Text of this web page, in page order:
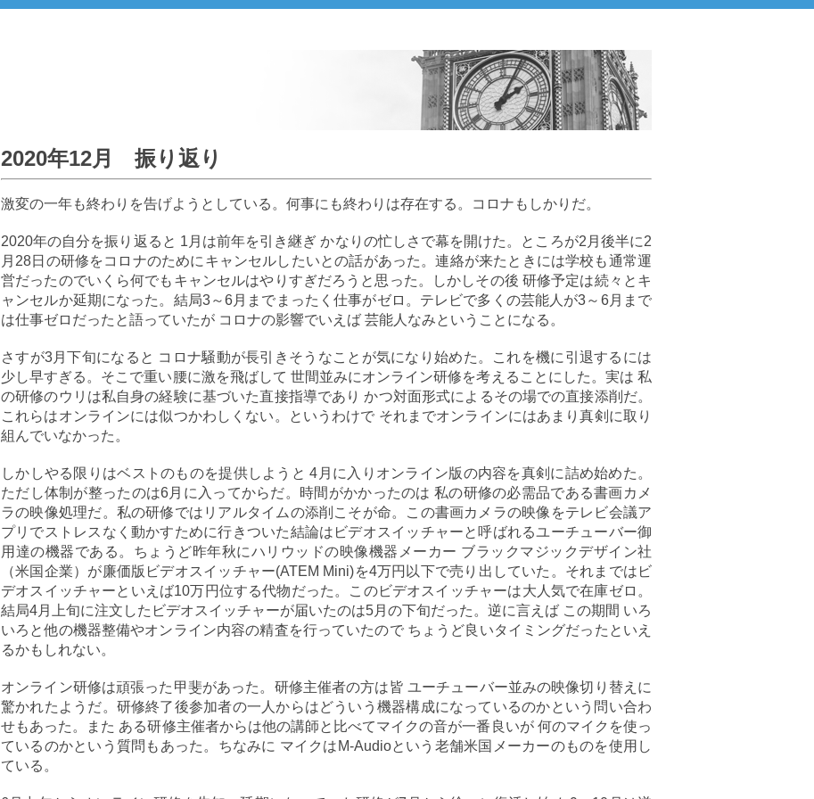
2020年12月 振り返り
激変の一年も終わりを告げようとしている。何事にも終わりは存在する。コロナもしかりだ。
2020年の自分を振り返ると 1月は前年を引き継ぎ かなりの忙しさで幕を開けた。ところが2月後半に2
月28日の研修をコロナのためにキャンセルしたいとの話があった。連絡が来たときには学校も通常運
営だったのでいくら何でもキャンセルはやりすぎだろうと思った。しかしその後 研修予定は続々とキ
ャンセルか延期になった。結局3～6月までまったく仕事がゼロ。テレビで多くの芸能人が3～6月まで
は仕事ゼロだったと語っていたが コロナの影響でいえば 芸能人なみということになる。
さすが3月下旬になると コロナ騒動が長引きそうなことが気になり始めた。これを機に引退するには
少し早すぎる。そこで重い腰に激を飛ばして 世間並みにオンライン研修を考えることにした。実は 私
の研修のウリは私自身の経験に基づいた直接指導であり かつ対面形式によるその場での直接添削だ。
これらはオンラインには似つかわしくない。というわけで それまでオンラインにはあまり真剣に取り
組んでいなかった。
しかしやる限りはベストのものを提供しようと 4月に入りオンライン版の内容を真剣に詰め始めた。
ただし体制が整ったのは6月に入ってからだ。時間がかかったのは 私の研修の必需品である書画カメ
ラの映像処理だ。私の研修ではリアルタイムの添削こそが命。この書画カメラの映像をテレビ会議ア
プリでストレスなく動かすために行きついた結論はビデオスイッチャーと呼ばれるユーチューバー御
用達の機器である。ちょうど昨年秋にハリウッドの映像機器メーカー ブラックマジックデザイン社
（米国企業）が廉価版ビデオスイッチャー(ATEM Mini)を4万円以下で売り出していた。それまではビ
デオスイッチャーといえば10万円位する代物だった。このビデオスイッチャーは大人気で在庫ゼロ。
結局4月上旬に注文したビデオスイッチャーが届いたのは5月の下旬だった。逆に言えば この期間 いろ
いろと他の機器整備やオンライン内容の精査を行っていたので ちょうど良いタイミングだったといえ
るかもしれない。
オンライン研修は頑張った甲斐があった。研修主催者の方は皆 ユーチューバー並みの映像切り替えに
驚かれたようだ。研修終了後参加者の一人からはどういう機器構成になっているのかという問い合わ
せもあった。また ある研修主催者からは他の講師と比べてマイクの音が一番良いが 何のマイクを使っ
ているのかという質問もあった。ちなみに マイクはM-Audioという老舗米国メーカーのものを使用し
ている。